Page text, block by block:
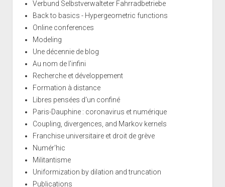
Verbund Selbstverwalteter Fahrradbetriebe
Back to basics - Hypergeometric functions
Online conferences
Modeling
Une décennie de blog
Au nom de l'infini
Recherche et développement
Formation à distance
Libres pensées d'un confiné
Paris-Dauphine : coronavirus et numérique
Coupling, divergences, and Markov kernels
Franchise universitaire et droit de grève
Numér'hic
Militantisme
Uniformization by dilation and truncation
Publications